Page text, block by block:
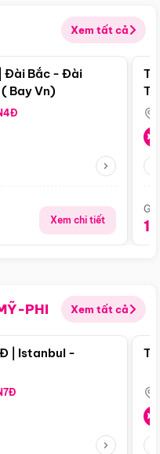
Xem tất cả
Điểm nổi bật
Đài Bắc - Đài
Bay Vn)
Xem chi tiết
PHI Xem tất cả
Điểm nổi bật
| Istanbul -